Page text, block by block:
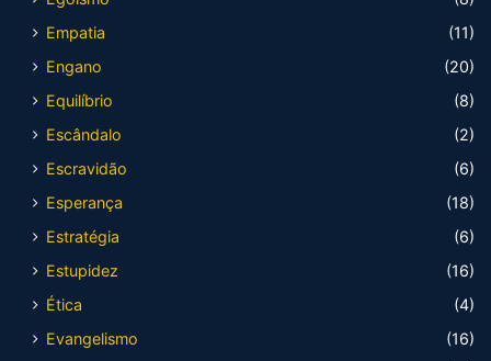
Empatia
(11)
Engano
(20)
Equilíbrio
(8)
Escândalo
(2)
Escravidão
(6)
Esperança
(18)
Estratégia
(6)
Estupidez
(16)
Ética
(4)
Evangelismo
(16)